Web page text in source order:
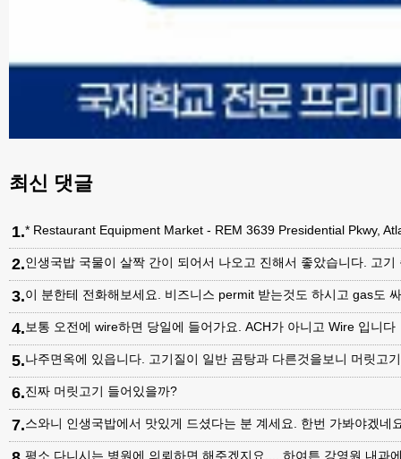
최신 댓글
1.* Restaurant Equipment Market - REM 3639 Presidential Pkwy,
2.인생국밥 국물이 살짝 간이 되어서 나오고 진해서 좋았습니다. 고
3.이 분한테 전화해보세요. 비즈니스 permit 받는것도 하시고 gas도
4.보통 오전에 wire하면 당일에 들어가요. ACH가 아니고 Wire 입니다
5.나주면옥에 있읍니다. 고기질이 일반 곰탕과 다른것을보니 머릿고
6.진짜 머릿고기 들어있을까?
7.스와니 인생국밥에서 맛있게 드셨다는 분 계세요. 한번 가봐야겠네
평소 다니시는 병원에 의뢰하면 해주겠지요.... 하여튼 강영원 내과